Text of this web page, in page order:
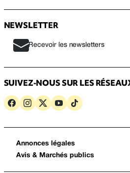
NEWSLETTER
Recevoir les newsletters
SUIVEZ-NOUS SUR LES
Annonces légales
Avis & Marchés publics